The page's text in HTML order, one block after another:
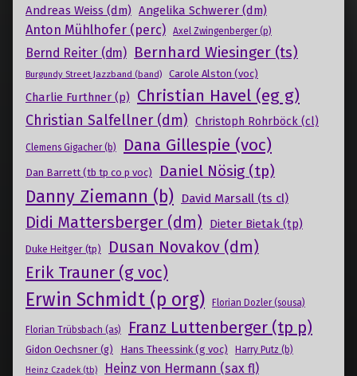
Andreas Weiss (dm) Angelika Schwerer (dm)
Anton Mühlhofer (perc) Axel Zwingenberger (p)
Bernd Reiter (dm) Bernhard Wiesinger (ts)
Burgundy Street Jazzband (band) Carole Alston (voc)
Charlie Furthner (p) Christian Havel (eg g)
Christian Salfellner (dm) Christoph Rohrböck (cl)
Clemens Gigacher (b) Dana Gillespie (voc)
Dan Barrett (tb tp co p voc) Daniel Nösig (tp)
Danny Ziemann (b) David Marsall (ts cl)
Didi Mattersberger (dm) Dieter Bietak (tp)
Duke Heitger (tp) Dusan Novakov (dm)
Erik Trauner (g voc)
Erwin Schmidt (p org) Florian Dozler (sousa)
Florian Trübsbach (as) Franz Luttenberger (tp p)
Gidon Oechsner (g) Hans Theessink (g voc) Harry Putz (b)
Heinz Czadek (tb) Heinz von Hermann (sax fl)